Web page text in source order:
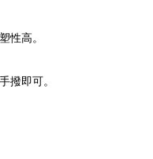
性高。
撥即可。